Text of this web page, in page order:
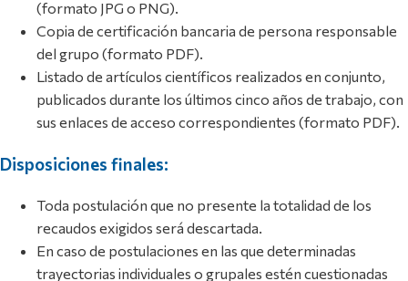
(formato JPG o PNG).
Copia de certificación bancaria de persona responsable
del grupo (formato PDF).
Listado de artículos científicos realizados en conjunto,
publicados durante los últimos cinco años de trabajo, con
sus enlaces de acceso correspondientes (formato PDF).
Disposiciones finales:
Toda postulación que no presente la totalidad de los
recaudos exigidos será descartada.
En caso de postulaciones en las que determinadas
trayectorias individuales o grupales estén cuestionadas